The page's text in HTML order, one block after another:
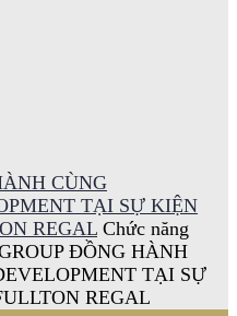
CÙNG
TẠI SỰ KIỆN
REGAL Chức năng
ĐỒNG HÀNH
TẠI SỰ
REGAL